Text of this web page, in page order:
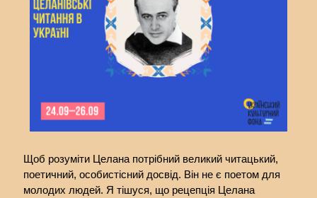
Щоб розуміти Целана потрібний великий читацький,
поетичний, особистісний досвід. Він не є поетом для
молодих людей. Я тішуся, що рецепція Целана